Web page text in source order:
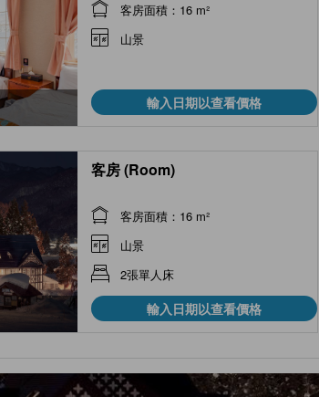
客房面積：16 m²
山景
輸入日期以查看價格
客房 (Room)
客房面積：16 m²
山景
2張單人床
輸入日期以查看價格